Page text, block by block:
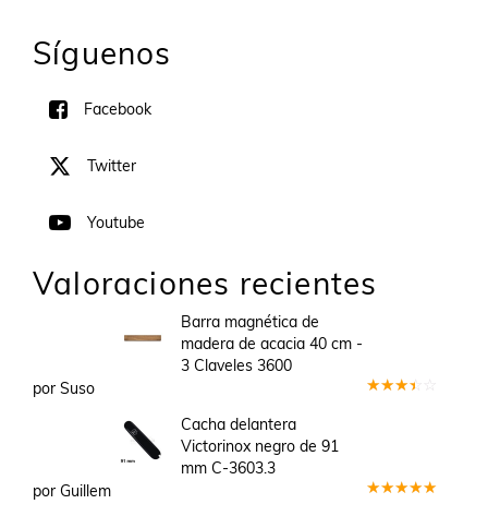
Síguenos
Facebook
Twitter
Youtube
Valoraciones recientes
Barra magnética de
madera de acacia 40 cm -
3 Claveles 3600
por Suso
Cacha delantera
Victorinox negro de 91
mm C-3603.3
por Guillem